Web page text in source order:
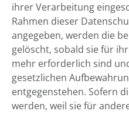
ihrer Verarbeitung
Rahmen dieser
angegeben, werden die
gelöscht, sobald sie für
mehr erforderlich sind
gesetzlichen
entgegenstehen. Sofern
werden, weil sie für